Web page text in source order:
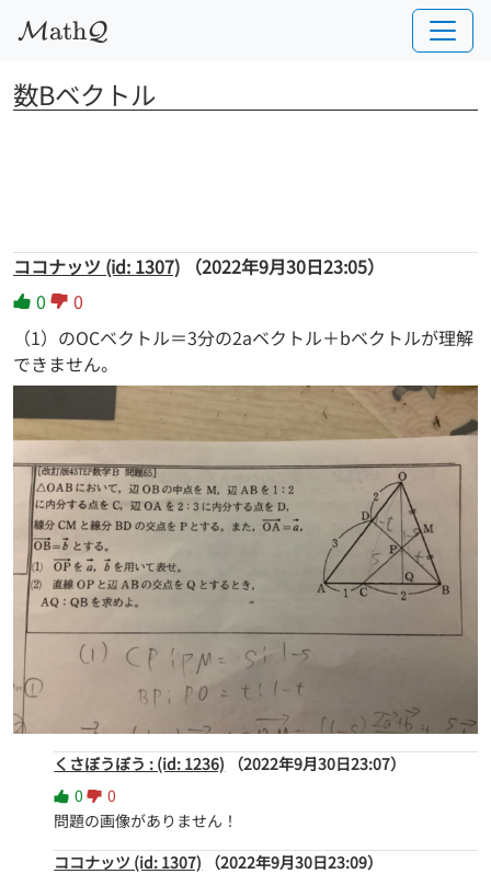
MathQ
数Bベクトル
ココナッツ (id: 1307)
（2022年9月30日23:05）
0
0
（1）のOCベクトル＝3分の2aベクトル＋bベクトルが理解
できません。
くさぼうぼう : (id: 1236)
（2022年9月30日23:07）
0
0
問題の画像がありません！
ココナッツ (id: 1307)
（2022年9月30日23:09）